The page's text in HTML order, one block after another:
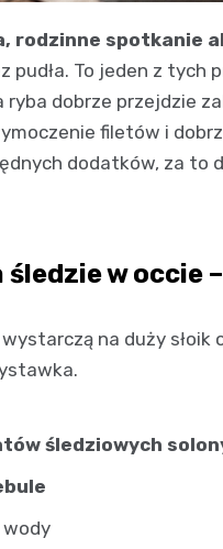
rodzinne spotkanie
pudła. To jeden z
ryba dobrze przejdzie
filetów i
dodatków, za to
śledzie w
na duży słoik
śledziowych
wody